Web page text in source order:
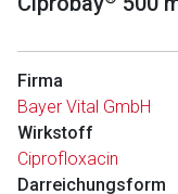
Firma
Bayer Vital GmbH
Wirkstoff
Ciprofloxacin
Darreichungsform